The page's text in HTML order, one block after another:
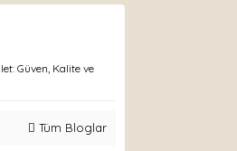
Güven, Kalite ve
Tüm Bloglar